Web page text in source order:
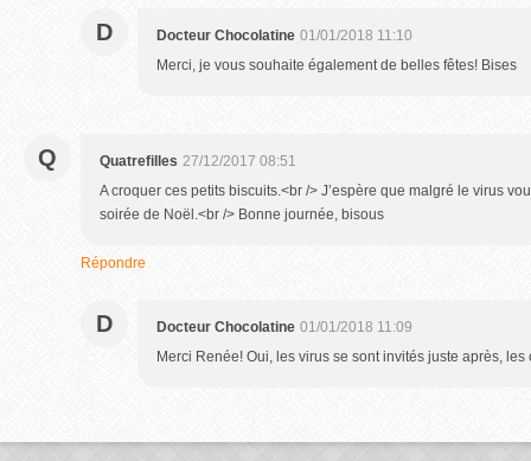
D Docteur Chocolatine 01/01/2018 11:10
Merci, je vous souhaite également de belles fêtes! Bises
Q Quatrefilles 27/12/2017 08:51
A croquer ces petits biscuits.<br /> J’espère que malgré le virus
soirée de Noël.<br /> Bonne journée, bisous
Répondre
D Docteur Chocolatine 01/01/2018 11:09
Merci Renée! Oui, les virus se sont invités juste après, les